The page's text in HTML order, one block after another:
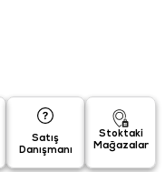
Satış
Danışmanı
Stoktaki
Mağazalar